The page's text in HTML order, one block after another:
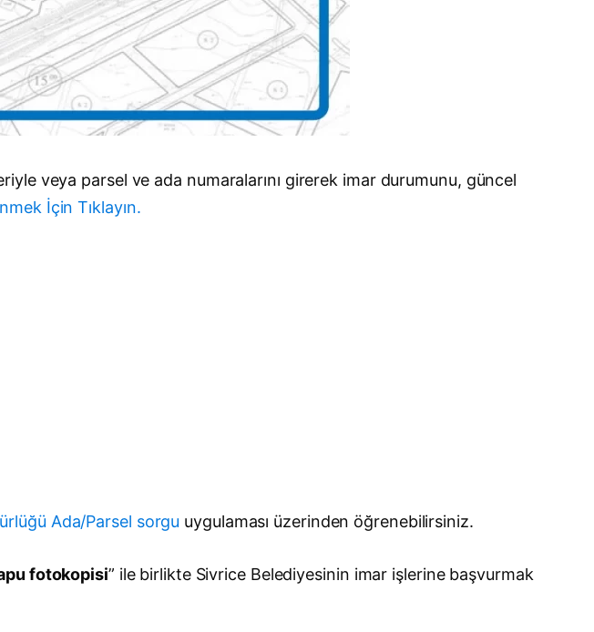
veya parsel ve ada numaralarını girerek imar durumunu, güncel
İçin Tıklayın.
Ada/Parsel sorgu uygulaması üzerinden öğrenebilirsiniz.
fotokopisi” ile birlikte Sivrice Belediyesinin imar işlerine başvurmak